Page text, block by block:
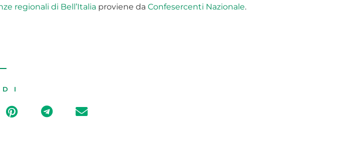
regionali di Bell’Italia proviene da Confesercenti Nazionale.